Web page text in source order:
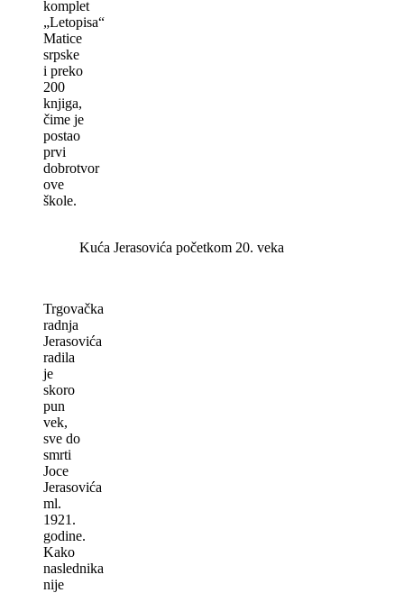
komplet
„Letopisa“
Matice
srpske
i preko
200
knjiga,
čime je
postao
prvi
dobrotvor
ove
škole.
Kuća Jerasovića početkom 20. veka
Trgovačka
radnja
Jerasovića
radila
je
skoro
pun
vek,
sve do
smrti
Joce
Jerasovića
ml.
1921.
godine.
Kako
naslednika
nije